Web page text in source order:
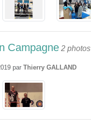
Campagne 2 photos
par Thierry GALLAND